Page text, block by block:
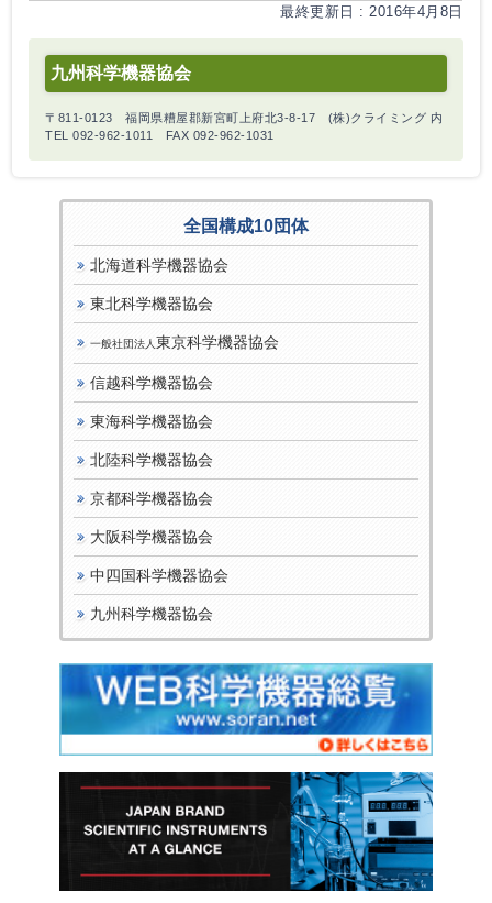
最終更新日 : 2016年4月8日
九州科学機器協会
〒811-0123 福岡県糟屋郡新宮町上府北3-8-17 (株)クライミング 内
TEL 092-962-1011 FAX 092-962-1031
全国構成10団体
北海道科学機器協会
東北科学機器協会
一般社団法人 東京科学機器協会
信越科学機器協会
東海科学機器協会
北陸科学機器協会
京都科学機器協会
大阪科学機器協会
中四国科学機器協会
九州科学機器協会